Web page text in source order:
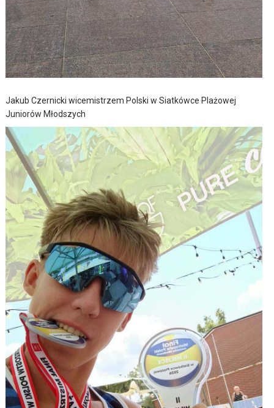
Jakub Czernicki wicemistrzem Polski w Siatkówce Plażowej
Juniorów Młodszych